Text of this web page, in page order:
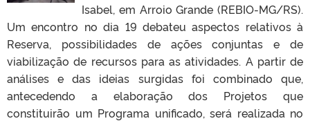
Isabel, em Arroio Grande (REBIO-MG/RS).
Um encontro no dia 19 debateu aspectos relativos à
Reserva, possibilidades de ações conjuntas e de
viabilização de recursos para as atividades. A partir de
análises e das ideias surgidas foi combinado que,
antecedendo a elaboração dos Projetos que
constituirão um Programa unificado, será realizada no